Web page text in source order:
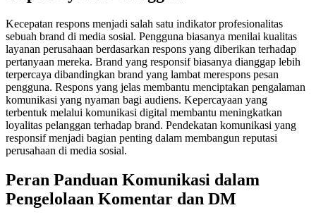
Kecepatan respons menjadi salah satu indikator profesionalitas
sebuah brand di media sosial. Pengguna biasanya menilai kualitas
layanan perusahaan berdasarkan respons yang diberikan terhadap
pertanyaan mereka. Brand yang responsif biasanya dianggap lebih
terpercaya dibandingkan brand yang lambat merespons pesan
pengguna. Respons yang jelas membantu menciptakan pengalaman
komunikasi yang nyaman bagi audiens. Kepercayaan yang
terbentuk melalui komunikasi digital membantu meningkatkan
loyalitas pelanggan terhadap brand. Pendekatan komunikasi yang
responsif menjadi bagian penting dalam membangun reputasi
perusahaan di media sosial.
Peran Panduan Komunikasi dalam
Pengelolaan Komentar dan DM